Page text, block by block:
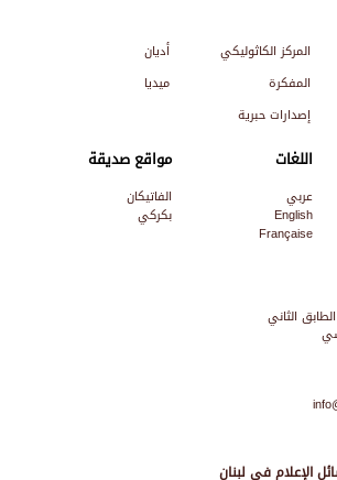
الإعلام في لبنان
الثاني
المركز الكاثوليكي
أديان
المفكرة
ميديا
إصدارات حبرية
اللغات
عربي
English
Française
مواقع صديقة
الفاتيكان
بكركي